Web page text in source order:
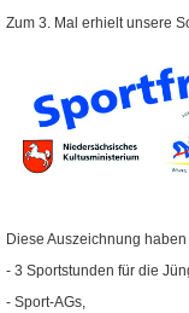
Zum 3. Mal erhielt unsere
Diese Auszeichnung
- 3 Sportstunden für die
- Sport-AGs,